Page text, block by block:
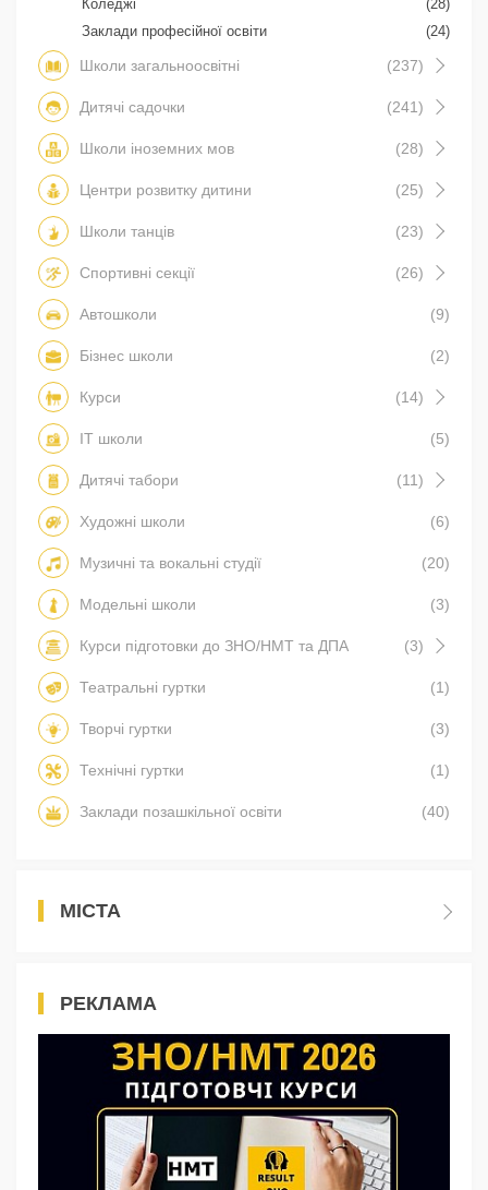
Коледжі
(28)
Заклади професійної освіти
(24)
Школи загальноосвітні (237)
Дитячі садочки (241)
Школи іноземних мов (28)
Центри розвитку дитини (25)
Школи танців (23)
Спортивні секції (26)
Автошколи (9)
Бізнес школи (2)
Курси (14)
IT школи (5)
Дитячі табори (11)
Художні школи (6)
Музичні та вокальні студії (20)
Модельні школи (3)
Курси підготовки до ЗНО/НМТ та ДПА (3)
Театральні гуртки (1)
Творчі гуртки (3)
Технічні гуртки (1)
Заклади позашкільної освіти (40)
МІСТА
РЕКЛАМА